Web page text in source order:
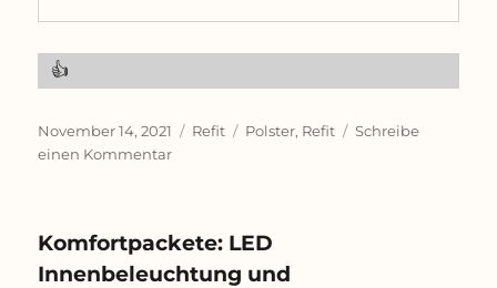
W
a
i
n
H
e
👍
Veröffentlicht
am
November 14, 2021 Kategorien
Refit Schlagwörter
Polster, Refit
Schreibe
einen Kommentarzu
Komfortpackete: LED
Innenbeleuchtung und